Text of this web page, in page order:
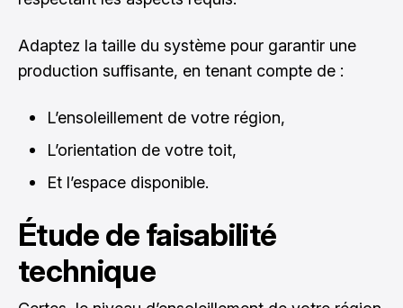
Adaptez la taille du système pour garantir une
production suffisante, en tenant compte de :
L’ensoleillement de votre région,
L’orientation de votre toit,
Et l’espace disponible.
Étude de faisabilité
technique